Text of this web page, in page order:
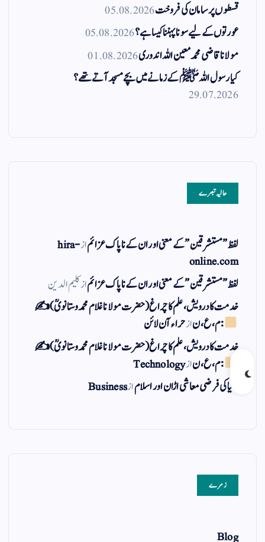
قسطوں پر سامان کی فروخت05.08.2026
عورتوں کے لیے سونا پہننا کیسا ہے؟05.08.2026
مولانا قاضی محمد معین اللہ اندوری01.08.2026
کیا رسول اللہ ﷺ کے زمانے میں بچے مسجد آتے تھے؟
29.07.2026
حالیہ تبصرے
لفظ ” مستشرقین ” کے معنی اور ان کے نا پاک عزائمازhira-
online.com
لفظ ” مستشرقین ” کے معنی اور ان کے نا پاک عزائمازکلیم الدین
خدمت کا درویش، علم کا چراغ(حضرت مولانا غلام محمد وستانویؒ)✍
: م ، ع ، نازحراء آن لائن
خدمت کا درویش، علم کا چراغ(حضرت مولانا غلام محمد وستانویؒ)✍
: م ، ع ، نازTechnology
دنیا کی فرضی معاشی اڑان اور اسلامازBusiness
زمرے
Blog